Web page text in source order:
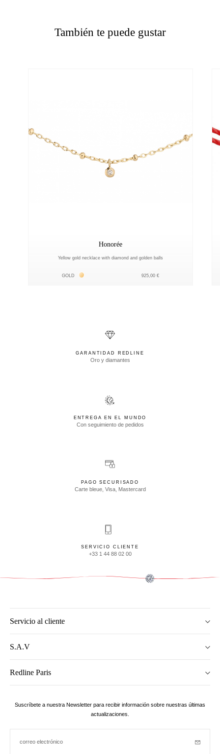
También te puede gustar
Honorée
Yellow gold necklace with diamond and golden balls
GOLD Жёлтое золото 18К 925,00 €
GARANTIDAD REDLINE
Oro y diamantes
ENTREGA EN EL MUNDO
Con seguimiento de pedidos
PAGO SECURISADO
Carte bleue, Visa, Mastercard
SERVICIO CLIENTE
+33 1 44 88 02 00
Servicio al cliente
S.A.V
Redline Paris
Suscríbete a nuestra Newsletter para recibir información sobre nuestras últimas
actualizaciones.
correo electrónico